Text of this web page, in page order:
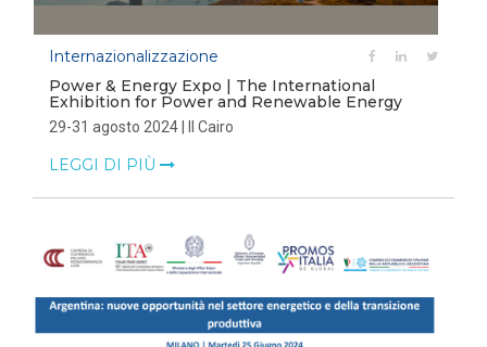
Internazionalizzazione
Power & Energy Expo | The International
Exhibition for Power and Renewable Energy
29-31 agosto 2024 | Il Cairo
LEGGI DI PIÙ